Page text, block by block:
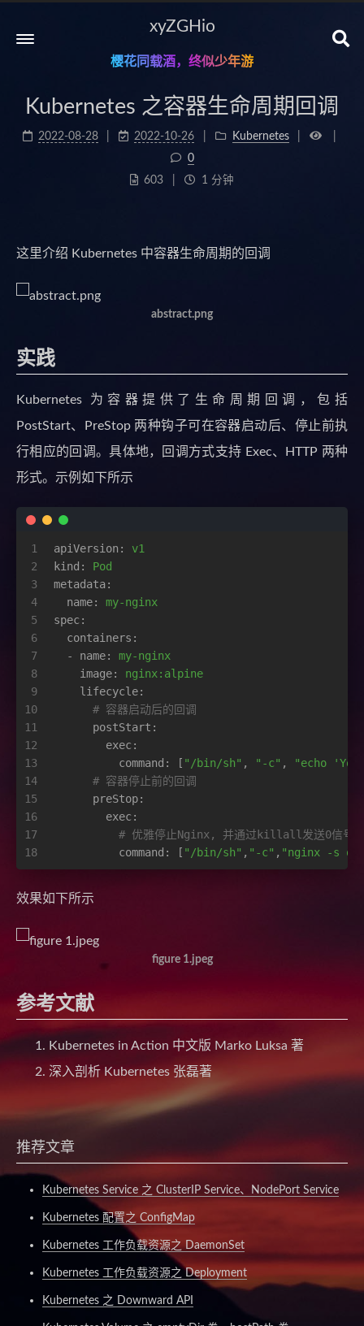
xyZGHio
樱花同载酒，终似少年游
Kubernetes 之容器生命周期回调
2022-08-28 2022-10-26
Kubernetes
0
603
1 分钟
这里介绍 Kubernetes 中容器生命周期的回调
abstract.png
实践
Kubernetes 为容器提供了生命周期回调，包括
PostStart、PreStop 两种钩子可在容器启动后、停止前执
行相应的回调。具体地，回调方式支持 Exec、HTTP 两种
形式。示例如下所示
1
2
3
4
5
6
7
8
9
10
11
12
13
14
15
16
17
18
apiVersion:
v1
kind:
Pod
metadata:
name:
my-nginx
spec:
containers:
-
name:
my-nginx
image:
nginx:alpine
lifecycle:
# 容器启动后的回调
postStart:
exec:
command:
[ "/bin/sh" , "-c" ,
"echo
# 容器停止前的回调
preStop:
exec:
# 优雅停止Nginx, 并通过killall发送0信号判
command:
[ "/bin/sh" , "-c" , "nginx -s
效果如下所示
figure 1.jpeg
参考文献
Kubernetes in Action 中文版 Marko Luksa 著
深入剖析 Kubernetes 张磊著
推荐文章
Kubernetes Service 之 ClusterIP Service、NodePort Service
Kubernetes 配置之 ConfigMap
Kubernetes 工作负载资源之 DaemonSet
Kubernetes 工作负载资源之 Deployment
Kubernetes 之 Downward API